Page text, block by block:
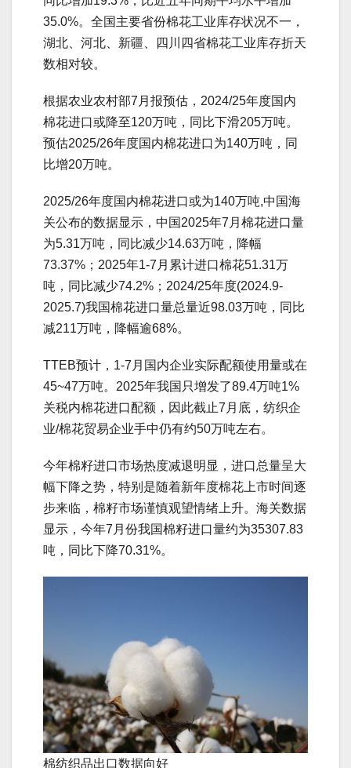
35.0%。全国主要省份棉花工业库存状况不一，
湖北、河北、新疆、四川四省棉花工业库存折天
数相对较。
根据农业农村部7月报预估，2024/25年度国内
棉花进口或降至120万吨，同比下滑205万吨。
预估2025/26年度国内棉花进口为140万吨，同
比增20万吨。
2025/26年度国内棉花进口或为140万吨,中国海
关公布的数据显示，中国2025年7月棉花进口量
为5.31万吨，同比减少14.63万吨，降幅
73.37%；2025年1-7月累计进口棉花51.31万
吨，同比减少74.2%；2024/25年度(2024.9-
2025.7)我国棉花进口量总量近98.03万吨，同比
减211万吨，降幅逾68%。
TTEB预计，1-7月国内企业实际配额使用量或在
45~47万吨。2025年我国只增发了89.4万吨1%
关税内棉花进口配额，因此截止7月底，纺织企
业/棉花贸易企业手中仍有约50万吨左右。
今年棉籽进口市场热度减退明显，进口总量呈大
幅下降之势，特别是随着新年度棉花上市时间逐
步来临，棉籽市场谨慎观望情绪上升。海关数据
显示，今年7月份我国棉籽进口量约为35307.83
吨，同比下降70.31%。
棉纺织品出口数据向好